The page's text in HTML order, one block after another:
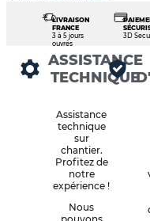
LIVRAISON
FRANCE
3 à 5 jours
ouvrés
3D
ASSISTANCE
TECHNIQUE
Assistance
technique
sur
chantier.
Profitez de
notre
expérience !
Nous